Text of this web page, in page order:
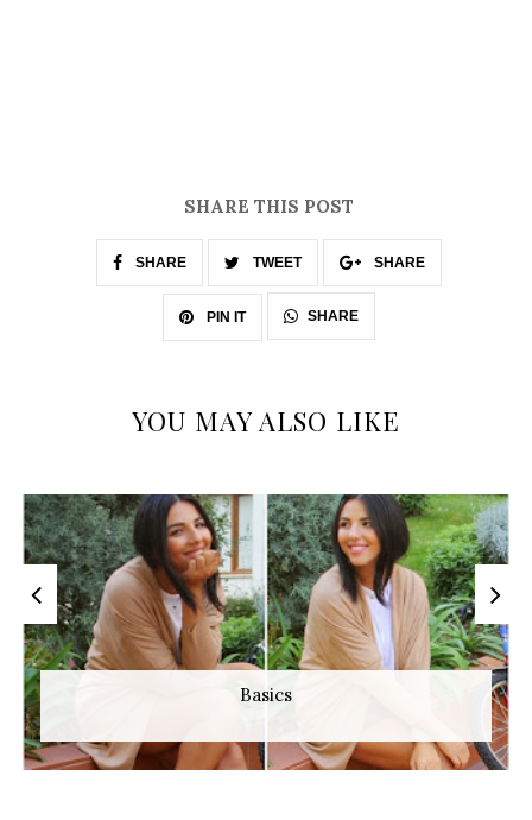
SHARE THIS POST
SHARE TWEET SHARE
PIN IT SHARE
YOU MAY ALSO LIKE
Basics